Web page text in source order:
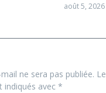
août 5, 2026
ne sera pas publiée.
indiqués avec *